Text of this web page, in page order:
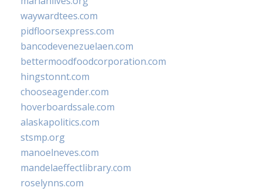
waywardtees.com
pidfloorsexpress.com
bancodevenezuelaen.com
bettermoodfoodcorporation.com
hingstonnt.com
chooseagender.com
hoverboardssale.com
alaskapolitics.com
stsmp.org
manoelneves.com
mandelaeffectlibrary.com
roselynns.com